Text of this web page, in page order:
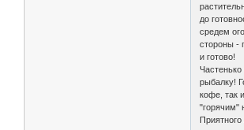
до
средем
стороны -
и готово!
рыбалку!
кофе, так
"горячим"
Приятного